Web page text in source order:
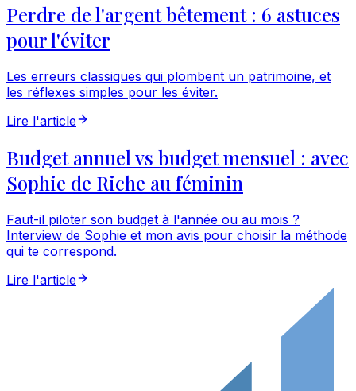
Perdre de l'argent bêtement : 6 astuces
pour l'éviter
Les erreurs classiques qui plombent un patrimoine, et
les réflexes simples pour les éviter.
Lire l'article
Budget annuel vs budget mensuel : avec
Sophie de Riche au féminin
Faut-il piloter son budget à l'année ou au mois ?
Interview de Sophie et mon avis pour choisir la méthode
qui te correspond.
Lire l'article